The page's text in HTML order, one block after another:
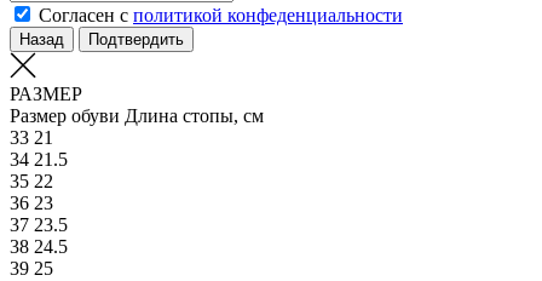
Согласен с политикой конфеденциальности
Назад Подтвердить
РАЗМЕР
Размер обуви Длина стопы, см
33 21
34 21.5
35 22
36 23
37 23.5
38 24.5
39 25